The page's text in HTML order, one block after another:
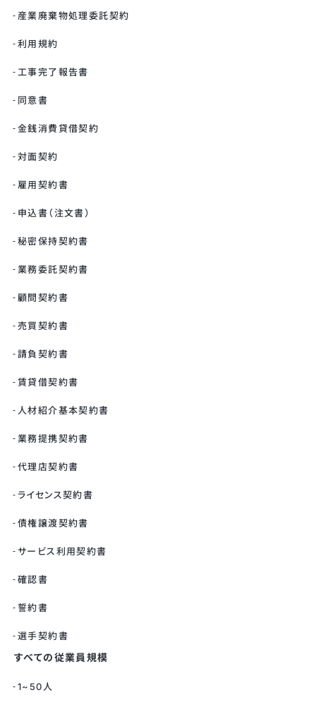
産業廃棄物処理委託契約
利用規約
工事完了報告書
同意書
金銭消費貸借契約
対面契約
雇用契約書
申込書（注文書）
秘密保持契約書
業務委託契約書
顧問契約書
売買契約書
請負契約書
賃貸借契約書
人材紹介基本契約書
業務提携契約書
代理店契約書
ライセンス契約書
債権譲渡契約書
サービス利用契約書
確認書
誓約書
選手契約書
すべての従業員規模
1~50人